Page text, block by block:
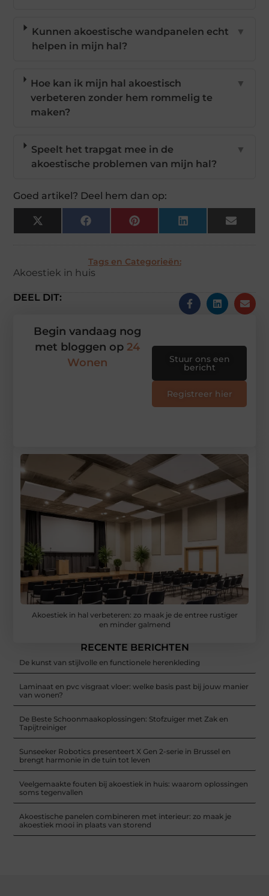
Kunnen akoestische wandpanelen echt
helpen in mijn hal?
▼
Hoe kan ik mijn hal akoestisch
verbeteren zonder hem rommelig te
maken?
▼
Speelt het trapgat mee in de
akoestische problemen van mijn hal?
▼
Goed artikel? Deel hem dan op:
X
(Twitter)
FacebookPinterestLinkedIn Email
Tags en Categorieën:
Akoestiek in huis
DEEL DIT:
Akoestiek in hal verbeteren: zo maak je de entree rustiger
en minder galmend
RECENTE BERICHTEN
De kunst van stijlvolle en functionele herenkleding
Laminaat en pvc visgraat vloer: welke basis past bij jouw manier
van wonen?
De Beste Schoonmaakoplossingen: Stofzuiger met Zak en
Tapijtreiniger
Sunseeker Robotics presenteert X Gen 2-serie in Brussel en
brengt harmonie in de tuin tot leven
Veelgemaakte fouten bij akoestiek in huis: waarom oplossingen
soms tegenvallen
Akoestische panelen combineren met interieur: zo maak je
akoestiek mooi in plaats van storend
Begin vandaag nog
met bloggen op 24
Wonen
Stuur ons een
bericht
Registreer hier